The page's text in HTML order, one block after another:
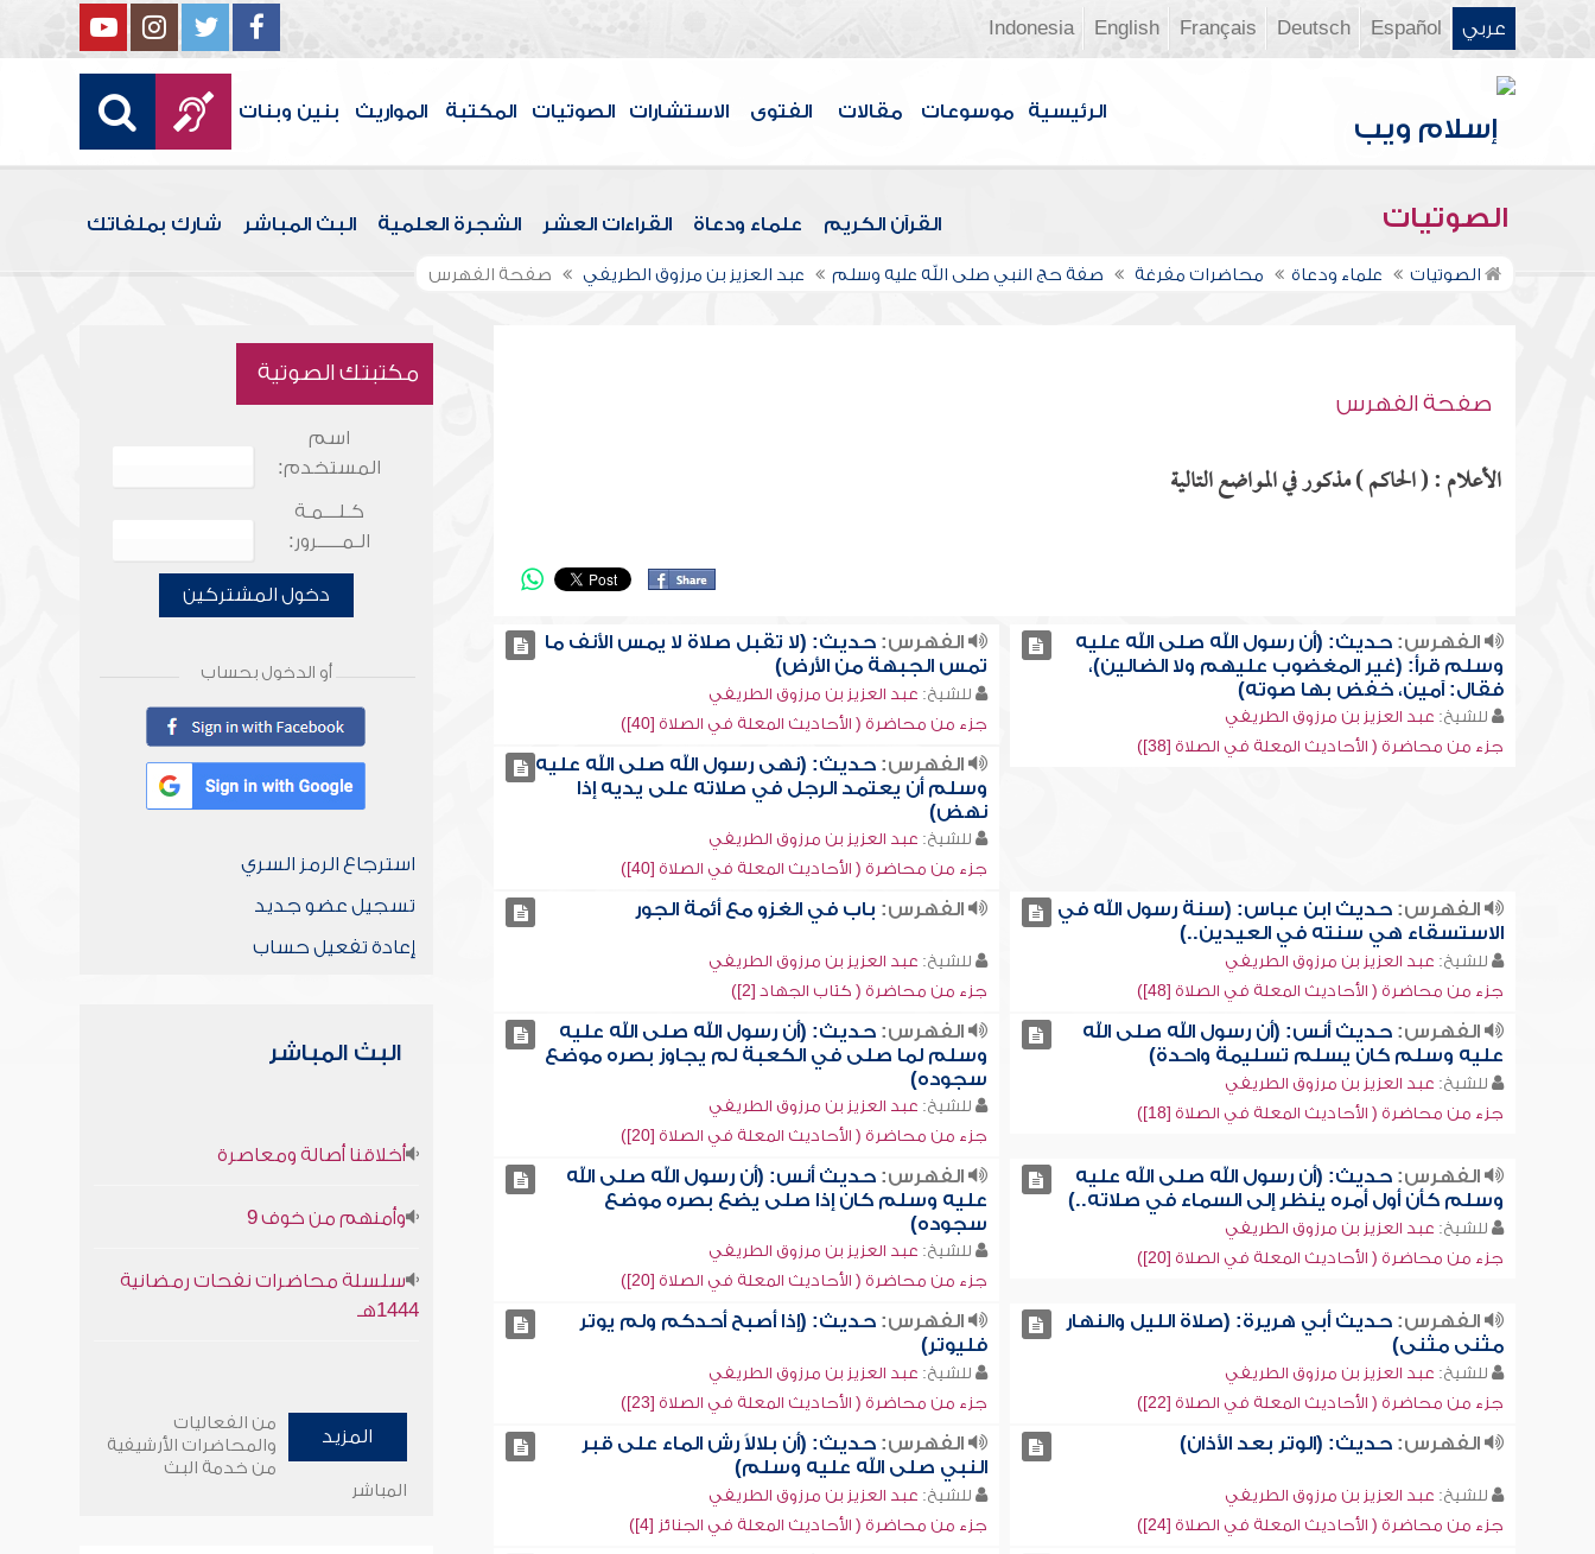
عربي Español
Deutsch
Français
English
Indonesia
الرئيسية موسوعات مقالات الفتوى الاستشارات الصوتيات المكتبة المواريث بنين وبنات
الصوتيات القرآن الكريم علماء ودعاة القراءات العشر الشجرة العلمية البث المباشر شارك بملفاتك
الصوتيات علماء ودعاة محاضرات مفرغة صفة حج النبي صلى الله عليه وسلم عبد العزيز بن مرزوق الطريفي صفحة الفهرس
صفحة الفهرس
الأعلام : ( الحاكم ) مذكور في المواضع التالية
الفهرس:حديث: (أن رسول الله صلى الله عليه
وسلم قرأ: (غير المغضوب عليهم ولا الضالين)،
فقال: آمين، خفض بها صوته)
للشيخ: عبد العزيز بن مرزوق الطريفي
جزء من محاضرة ( الأحاديث المعلة في الصلاة [38])
الفهرس: حديث: (لا تقبل صلاة لا يمس الأنف ما
تمس الجبهة من الأرض)
للشيخ: عبد العزيز بن مرزوق الطريفي
جزء من محاضرة ( الأحاديث المعلة في الصلاة [40])
الفهرس: حديث: (نهى رسول الله صلى الله عليه
وسلم أن يعتمد الرجل في صلاته على يديه إذا
نهض)
للشيخ: عبد العزيز بن مرزوق الطريفي
جزء من محاضرة ( الأحاديث المعلة في الصلاة [40])
الفهرس:حديث ابن عباس: (سنة رسول الله في
الاستسقاء هي سنته في العيدين..)
للشيخ: عبد العزيز بن مرزوق الطريفي
جزء من محاضرة ( الأحاديث المعلة في الصلاة [48])
الفهرس: باب في الغزو مع أئمة الجور
للشيخ: عبد العزيز بن مرزوق الطريفي
جزء من محاضرة ( كتاب الجهاد [2])
الفهرس:حديث أنس: (أن رسول الله صلى الله
عليه وسلم كان يسلم تسليمة واحدة)
للشيخ: عبد العزيز بن مرزوق الطريفي
جزء من محاضرة ( الأحاديث المعلة في الصلاة [18])
الفهرس: حديث: (أن رسول الله صلى الله عليه
وسلم لما صلى في الكعبة لم يجاوز بصره موضع
سجوده)
للشيخ: عبد العزيز بن مرزوق الطريفي
جزء من محاضرة ( الأحاديث المعلة في الصلاة [20])
الفهرس:حديث: (أن رسول الله صلى الله عليه
وسلم كأن أول أمره ينظر إلى السماء في صلاته..)
للشيخ: عبد العزيز بن مرزوق الطريفي
جزء من محاضرة ( الأحاديث المعلة في الصلاة [20])
الفهرس: حديث أنس: (أن رسول الله صلى الله
عليه وسلم كان إذا صلى يضع بصره موضع
سجوده)
للشيخ: عبد العزيز بن مرزوق الطريفي
جزء من محاضرة ( الأحاديث المعلة في الصلاة [20])
الفهرس:حديث أبي هريرة: (صلاة الليل والنهار
مثنى مثنى)
للشيخ: عبد العزيز بن مرزوق الطريفي
جزء من محاضرة ( الأحاديث المعلة في الصلاة [22])
الفهرس: حديث: (إذا أصبح أحدكم ولم يوتر
فليوتر)
للشيخ: عبد العزيز بن مرزوق الطريفي
جزء من محاضرة ( الأحاديث المعلة في الصلاة [23])
الفهرس:حديث: (الوتر بعد الأذان)
للشيخ: عبد العزيز بن مرزوق الطريفي
جزء من محاضرة ( الأحاديث المعلة في الصلاة [24])
الفهرس: حديث: (أن بلالاً رش الماء على قبر
النبي صلى الله عليه وسلم)
للشيخ: عبد العزيز بن مرزوق الطريفي
جزء من محاضرة ( الأحاديث المعلة في الجنائز [4])
مكتبتك الصوتية
اسم
المستخدم:
كـلـــمـة
الـمـــــرور:
دخول المشتركين
أو الدخول بحساب
استرجاع الرمز السري
تسجيل عضو جديد
إعادة تفعيل حساب
البث المباشر
أخلاقنا أصالة ومعاصرة
وأمنهم من خوف 9
سلسلة محاضرات نفحات رمضانية
1444هـ
المزيد
من الفعاليات
والمحاضرات الأرشيفية
من خدمة البث
المباشر